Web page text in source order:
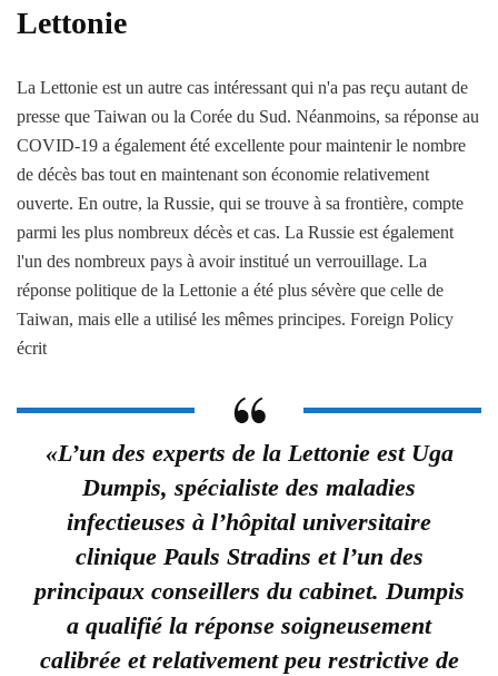
Lettonie
La Lettonie est un autre cas intéressant qui n'a pas reçu autant de
presse que Taiwan ou la Corée du Sud. Néanmoins, sa réponse au
COVID-19 a également été excellente pour maintenir le nombre
de décès bas tout en maintenant son économie relativement
ouverte. En outre, la Russie, qui se trouve à sa frontière, compte
parmi les plus nombreux décès et cas. La Russie est également
l'un des nombreux pays à avoir institué un verrouillage. La
réponse politique de la Lettonie a été plus sévère que celle de
Taiwan, mais elle a utilisé les mêmes principes. Foreign Policy
écrit
«L’un des experts de la Lettonie est Uga
Dumpis, spécialiste des maladies
infectieuses à l’hôpital universitaire
clinique Pauls Stradins et l’un des
principaux conseillers du cabinet. Dumpis
a qualifié la réponse soigneusement
calibrée et relativement peu restrictive de